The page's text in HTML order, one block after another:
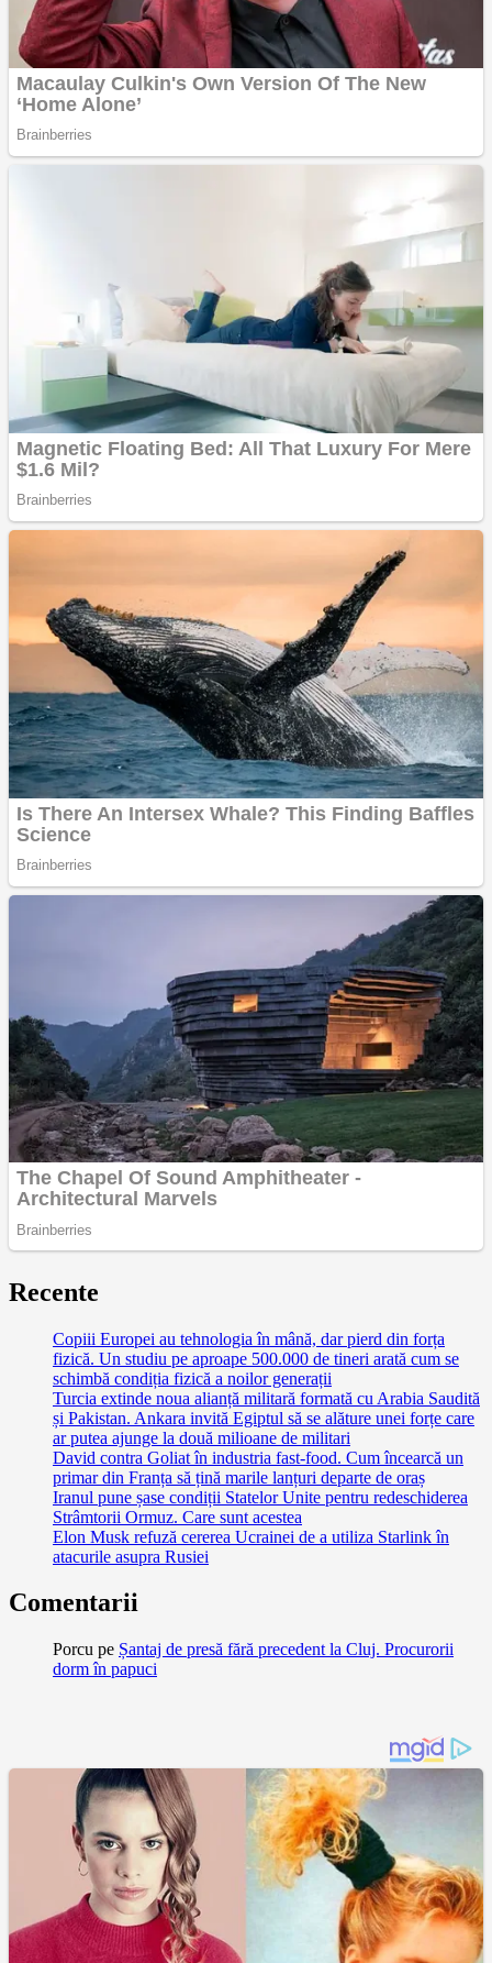
Recente
Copiii Europei au tehnologia în mână, dar pierd din forța
fizică. Un studiu pe aproape 500.000 de tineri arată cum se
schimbă condiția fizică a noilor generații
Turcia extinde noua alianță militară formată cu Arabia Saudită
și Pakistan. Ankara invită Egiptul să se alăture unei forțe care
ar putea ajunge la două milioane de militari
David contra Goliat în industria fast-food. Cum încearcă un
primar din Franța să țină marile lanțuri departe de oraș
Iranul pune șase condiții Statelor Unite pentru redeschiderea
Strâmtorii Ormuz. Care sunt acestea
Elon Musk refuză cererea Ucrainei de a utiliza Starlink în
atacurile asupra Rusiei
Comentarii
Porcu pe Șantaj de presă fără precedent la Cluj. Procurorii
dorm în papuci